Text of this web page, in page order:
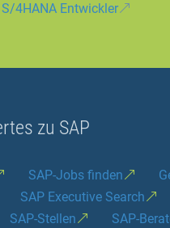
S/4HANA Entwickler
zu SAP
SAP-Jobs finden
SAP Executive Search
SAP-Stellen
SAP-